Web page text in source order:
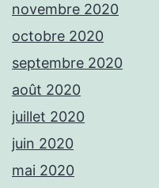
novembre 2020
octobre 2020
septembre 2020
août 2020
juillet 2020
juin 2020
mai 2020